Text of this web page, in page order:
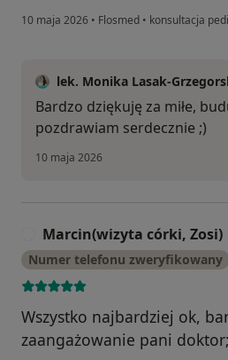
10 maja 2026 • Flosmed • konsultacja
lek. Monika Lasak-
Bardzo dziękuję za miłe,
pozdrawiam serdecznie ;)
10 maja 2026
Marcin(wizyta córki, Zosi)
Numer telefonu zweryfikowany
Wszystko najbardziej ok,
zaangażowanie pani